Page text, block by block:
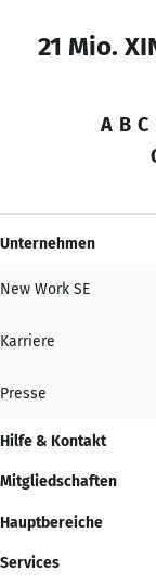
21 Mio.
A B C
Unternehmen
New Work SE
Karriere
Presse
Hilfe & Kontakt
Mitgliedschaften
Hauptbereiche
Services